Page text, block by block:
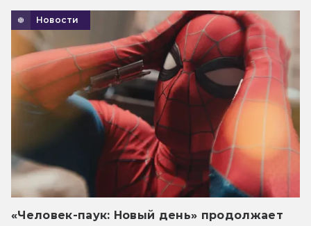
Новости
«Человек-паук: Новый день» продолжает